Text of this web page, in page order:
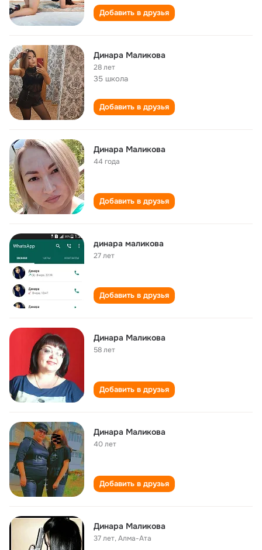
Добавить в друзья
Динара Маликова
28 лет
35 школа
Добавить в друзья
Динара Маликова
44 года
Добавить в друзья
динара маликова
27 лет
Добавить в друзья
Динара Маликова
58 лет
Добавить в друзья
Динара Маликова
40 лет
Добавить в друзья
Динара Маликова
37 лет,Алма-Ата